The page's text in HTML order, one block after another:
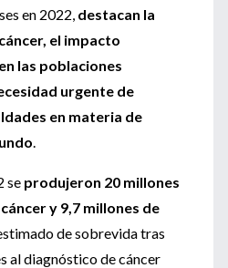
en 2022, destacan la
el impacto
las poblaciones
urgente de
en materia de
.
se produjeron 20 millones
y 9,7 millones de
de sobrevida tras
al diagnóstico de cáncer